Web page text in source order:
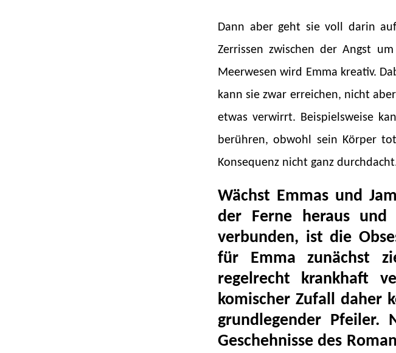
Dann aber geht sie voll darin
Zerrissen zwischen der Angst
Meerwesen wird Emma kreativ.
kann sie zwar erreichen, nicht
etwas verwirrt. Beispielsweise
berühren, obwohl sein Körper
Konsequenz nicht ganz
Wächst Emmas und
der Ferne heraus
verbunden, ist die
für Emma zunächst
regelrecht krankhaft
komischer Zufall daher
grundlegender Pfeiler.
Geschehnisse des